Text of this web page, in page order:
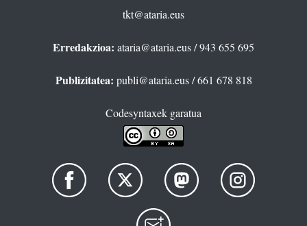
tkt@ataria.eus
Erredakzioa: ataria@ataria.eus/ 943 655 695
Publizitatea: publi@ataria.eus/ 661 678 818
Codesyntaxek garatua